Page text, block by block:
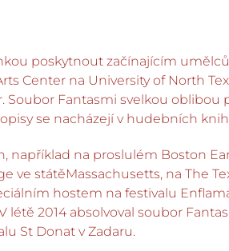
poskytnout začínajícím
Center na University of North
Soubor Fantasmi svelkou
se nacházejí v hudebních
na proslulém Boston
státěMassachusetts, na The
hostem na festivalu
létě 2014 absolvoval soubor
St Donat v Zadaru.